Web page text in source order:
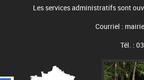
Les services administratifs sont
Courriel :
Tél. :